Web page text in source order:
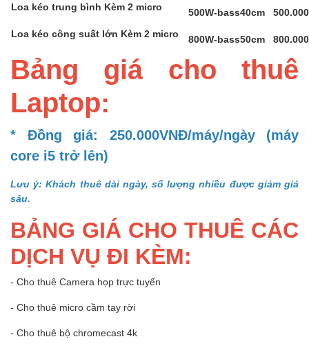
Loa kéo trung bình Kèm 2 micro
500W-bass40cm
Loa kéo công suất lớn Kèm 2 micro
800W-bass50cm
Bảng giá cho thuê
Laptop:
* Đồng giá: 250.000VNĐ/máy/ngày (máy
core i5 trở lên)
Lưu ý: Khách thuê dài ngày, số lượng nhiều được giảm giá
sâu.
BẢNG GIÁ CHO THUÊ CÁC
DỊCH VỤ ĐI KÈM:
- Cho thuê Camera họp trực tuyến
- Cho thuê micro cầm tay rời
- Cho thuê bộ chromecast 4k